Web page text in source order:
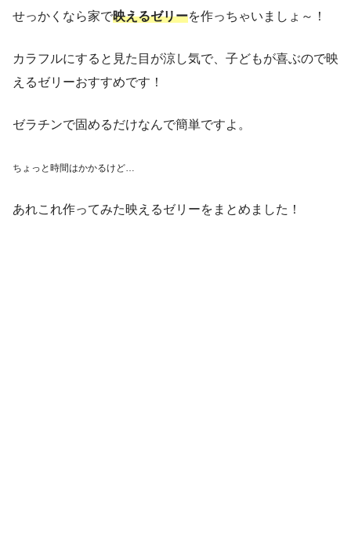
せっかくなら家で映えるゼリーを作っちゃいましょ～！
カラフルにすると見た目が涼し気で、子どもが喜ぶので映
えるゼリーおすすめです！
ゼラチンで固めるだけなんで簡単ですよ。
ちょっと時間はかかるけど…
あれこれ作ってみた映えるゼリーをまとめました！